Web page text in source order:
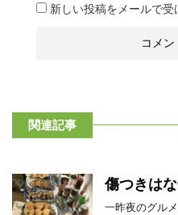
新しい投稿をメールで受
関連記事
傷つきは
一昨夜のグル